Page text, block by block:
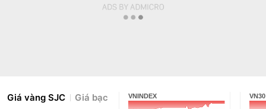
Giá vàng SJC Giá bạc VNINDEX VN30